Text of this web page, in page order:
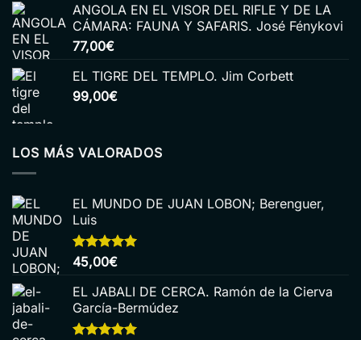
ANGOLA EN EL VISOR DEL RIFLE Y DE LA
CÁMARA: FAUNA Y SAFARIS. José Fénykovi
77,00€
EL TIGRE DEL TEMPLO. Jim Corbett
99,00€
LOS MÁS VALORADOS
EL MUNDO DE JUAN LOBON; Berenguer,
Luis
Valorado
con
de 5
45,00€
EL JABALI DE CERCA. Ramón de la Cierva
García-Bermúdez